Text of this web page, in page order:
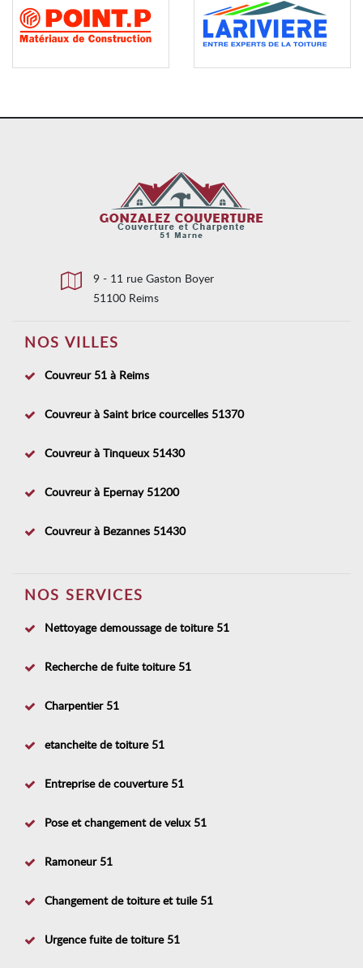
9 - 11 rue Gaston Boyer
51100 Reims
NOS VILLES
Couvreur 51 à Reims
Couvreur à Saint brice courcelles 51370
Couvreur à Tinqueux 51430
Couvreur à Epernay 51200
Couvreur à Bezannes 51430
NOS SERVICES
Nettoyage demoussage de toiture 51
Recherche de fuite toiture 51
Charpentier 51
etancheite de toiture 51
Entreprise de couverture 51
Pose et changement de velux 51
Ramoneur 51
Changement de toiture et tuile 51
Urgence fuite de toiture 51